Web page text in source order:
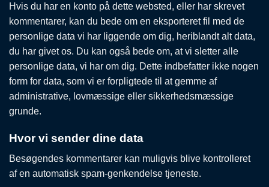
Hvis du har en konto på dette websted, eller har skrevet
kommentarer, kan du bede om en eksporteret fil med de
personlige data vi har liggende om dig, heriblandt alt data,
du har givet os. Du kan også bede om, at vi sletter alle
personlige data, vi har om dig. Dette indbefatter ikke nogen
form for data, som vi er forpligtede til at gemme af
administrative, lovmæssige eller sikkerhedsmæssige
grunde.
Hvor vi sender dine data
Besøgendes kommentarer kan muligvis blive kontrolleret
af en automatisk spam-genkendelse tjeneste.